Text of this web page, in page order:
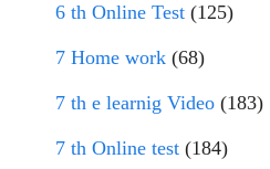
6 th Online Test (125)
7 Home work (68)
7 th e learnig Video (183)
7 th Online test (184)